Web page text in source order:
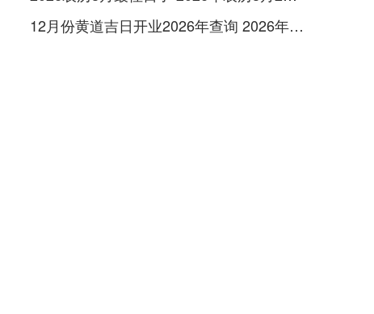
12月份黄道吉日开业2026年查询 2026年12月黄道吉日开业大吉